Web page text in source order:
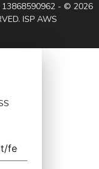
- © 2026
ISP AWS